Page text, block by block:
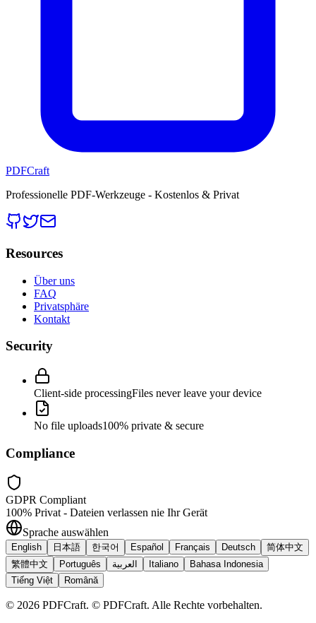
PDFCraft
Professionelle PDF-Werkzeuge - Kostenlos & Privat
Resources
Über uns
FAQ
Privatsphäre
Kontakt
Security
Client-side processingFiles never leave your device
No file uploads100% private & secure
Compliance
GDPR Compliant
100% Privat - Dateien verlassen nie Ihr Gerät
Sprache auswählen
English 日本語 한국어 Español Français Deutsch
简体中文
繁體中文
Português العربية Italiano
Bahasa Indonesia
Tiếng Việt
Română
© 2026 PDFCraft. © PDFCraft. Alle Rechte vorbehalten.